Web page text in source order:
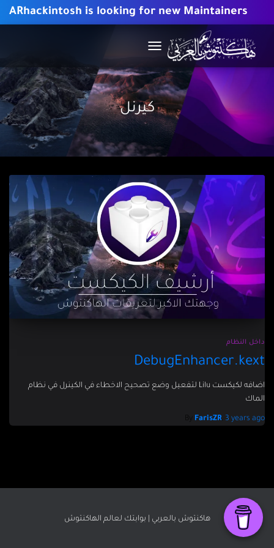
ARhackintosh is looking for new Maintainers
كيرنل
داخل النظام
DebugEnhancer.kext
اضافه لكيكست Lilu لتفعيل وضع تصحيح الاخطاء في الكينرل في نظام
الماك
FarisZR, 3 years ago
هاكنتوش بالعربي | بوابتك لعالم الهاكنتوش